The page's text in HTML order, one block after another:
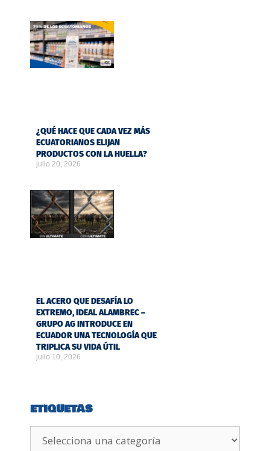
¿QUÉ HACE QUE CADA VEZ MÁS
ECUATORIANOS ELIJAN
PRODUCTOS CON LA HUELLA?
julio 20, 2026
EL ACERO QUE DESAFÍA LO
EXTREMO, IDEAL ALAMBREC –
GRUPO AG INTRODUCE EN
ECUADOR UNA TECNOLOGÍA QUE
TRIPLICA SU VIDA ÚTIL
julio 10, 2026
ETIQUETAS